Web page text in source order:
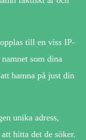
till en viss IP-
som dina
hamna på just din
unika adress,
hitta det de söker.